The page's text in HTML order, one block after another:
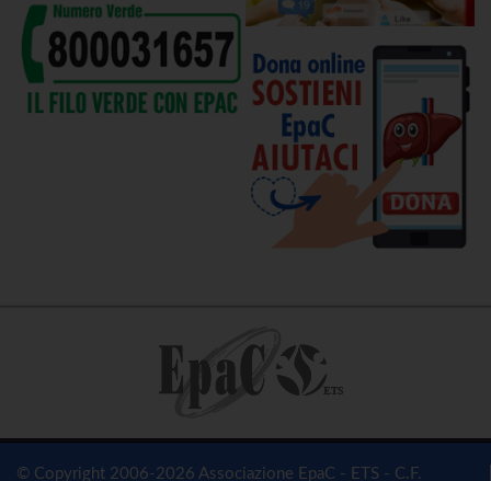
© Copyright 2006-2026 Associazione EpaC - ETS - C.F.